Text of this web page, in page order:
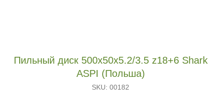
Пильный диск 500х50х5.2/3.5 z18+6 Shark
ASPI (Польша)
SKU: 00182